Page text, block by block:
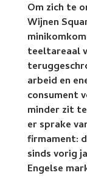
Om zich te
Wijnen
teeltareaal
arbeid en
consument
minder zit
er sprake
firmament:
sinds vorig
Engelse